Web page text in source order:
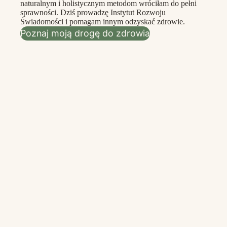
naturalnym i holistycznym metodom wróciłam do pełni
sprawności. Dziś prowadzę Instytut Rozwoju
Świadomości i pomagam innym odzyskać zdrowie.
Poznaj moją drogę do zdrowia